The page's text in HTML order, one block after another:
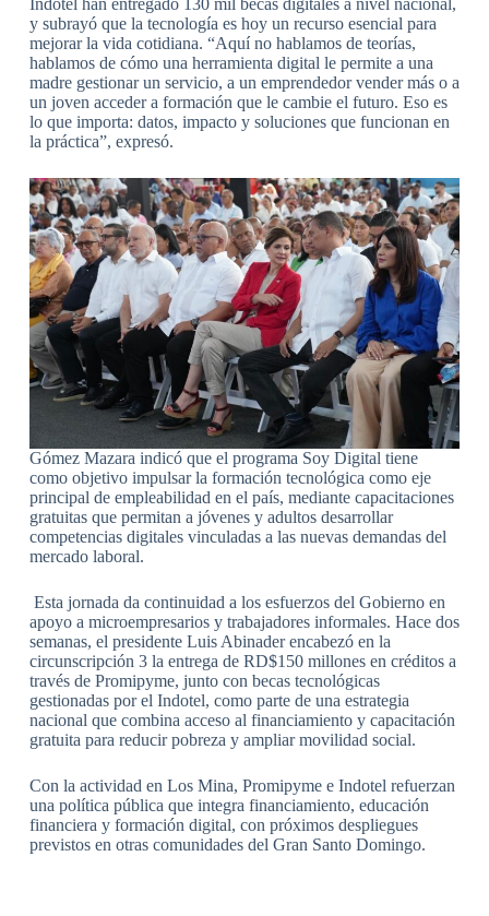
y subrayó que la tecnología es hoy un recurso esencial para
mejorar la vida cotidiana. “Aquí no hablamos de teorías,
hablamos de cómo una herramienta digital le permite a una
madre gestionar un servicio, a un emprendedor vender más o a
un joven acceder a formación que le cambie el futuro. Eso es
lo que importa: datos, impacto y soluciones que funcionan en
la práctica”, expresó.
Gómez Mazara indicó que el programa Soy Digital tiene
como objetivo impulsar la formación tecnológica como eje
principal de empleabilidad en el país, mediante capacitaciones
gratuitas que permitan a jóvenes y adultos desarrollar
competencias digitales vinculadas a las nuevas demandas del
mercado laboral.
Esta jornada da continuidad a los esfuerzos del Gobierno en
apoyo a microempresarios y trabajadores informales. Hace dos
semanas, el presidente Luis Abinader encabezó en la
circunscripción 3 la entrega de RD$150 millones en créditos a
través de Promipyme, junto con becas tecnológicas
gestionadas por el Indotel, como parte de una estrategia
nacional que combina acceso al financiamiento y capacitación
gratuita para reducir pobreza y ampliar movilidad social.
Con la actividad en Los Mina, Promipyme e Indotel refuerzan
una política pública que integra financiamiento, educación
financiera y formación digital, con próximos despliegues
previstos en otras comunidades del Gran Santo Domingo.